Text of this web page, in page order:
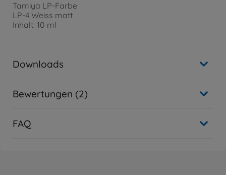
Tamiya LP-Farbe
LP-4 Weiss matt
Inhalt: 10 ml
Downloads
Bewertungen (2)
FAQ